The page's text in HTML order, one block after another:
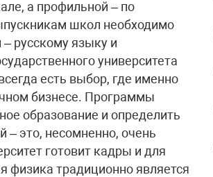
а профильной – по
школ необходимо
русскому языку и
университета
есть выбор, где именно
бизнесе. Программы
образование и определить
– это, несомненно, очень
готовит кадры и для
физика традиционно является